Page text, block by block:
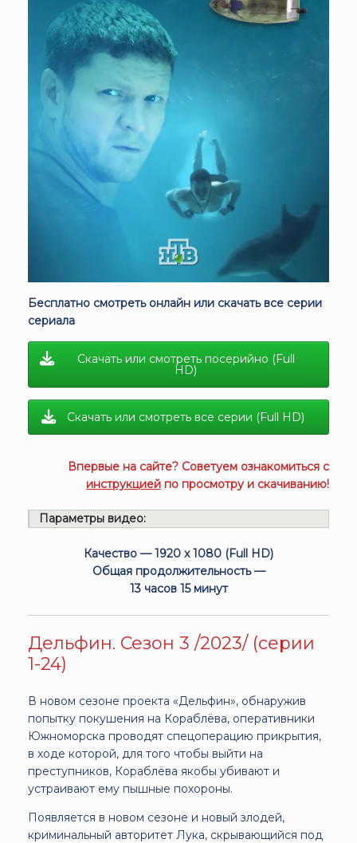
Бесплатно смотреть онлайн или скачать все серии
сериала
Скачать или смотреть посерийно (Full
HD)
Скачать или смотреть все серии (Full HD)
Впервые на сайте? Советуем ознакомиться с
инструкцией по просмотру и скачиванию!
Параметры видео:
Качество — 1920 x 1080 (Full HD)
Общая продолжительность —
13 часов 15 минут
Дельфин. Сезон 3 /2023/ (серии
1-24)
В новом сезоне проекта «Дельфин», обнаружив
попытку покушения на Кораблёва, оперативники
Южноморска проводят спецоперацию прикрытия,
в ходе которой, для того чтобы выйти на
преступников, Кораблёва якобы убивают и
устраивают ему пышные похороны.
Появляется в новом сезоне и новый злодей,
криминальный авторитет Лука, скрывающийся под